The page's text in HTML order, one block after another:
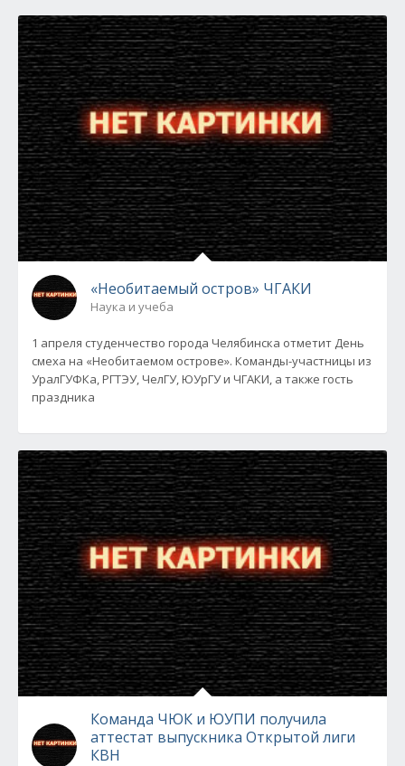
«Необитаемый остров» ЧГАКИ
Наука и учеба
1 апреля студенчество города Челябинска отметит День
смеха на «Необитаемом острове». Команды-участницы из
УралГУФКа, РГТЭУ, ЧелГУ, ЮУрГУ и ЧГАКИ, а также гость
праздника
Команда ЧЮК и ЮУПИ получила
аттестат выпускника Открытой лиги
КВН